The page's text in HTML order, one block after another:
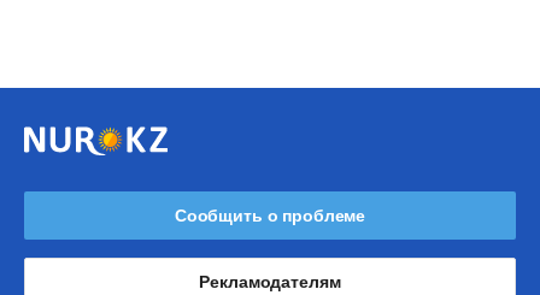
Сообщить о проблеме
Рекламодателям